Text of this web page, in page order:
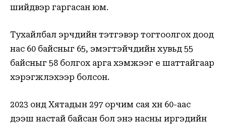
шийдвэр гаргасан юм.
Тухайлбал эрчүүдийн тэтгэвэр тогтоолгох доод
нас 60 байсныг 65, эмэгтэйчүүдийн хувьд 55
байсныг 58 болгох арга хэмжээг үе шаттайгаар
хэрэгжүүлэхээр болсон.
2023 онд Хятадын 297 орчим сая хүн 60-аас
дээш настай байсан бол энэ насны иргэдийн